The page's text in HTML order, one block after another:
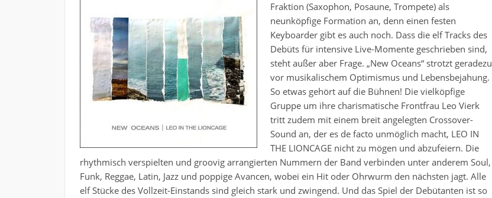
Fraktion (Saxophon, Posaune, Trompete) als
neunköpfige Formation an, denn einen festen
Keyboarder gibt es auch noch. Dass die elf Tracks des
Debüts für intensive Live-Momente geschrieben sind,
steht außer aber Frage. „New Oceans“ strotzt geradezu
vor musikalischem Optimismus und Lebensbejahung.
So etwas gehört auf die Bühnen! Die vielköpfige
Gruppe um ihre charismatische Frontfrau Leo Vierk
tritt zudem mit einem breit angelegten Crossover-
Sound an, der es de facto unmöglich macht, LEO IN
THE LIONCAGE nicht zu mögen und abzufeiern. Die
rhythmisch verspielten und groovig arrangierten Nummern der Band verbinden unter anderem Soul,
Funk, Reggae, Latin, Jazz und poppige Avancen, wobei ein Hit oder Ohrwurm den nächsten jagt. Alle
elf Stücke des Vollzeit-Einstands sind gleich stark und zwingend. Und das Spiel der Debütanten ist so